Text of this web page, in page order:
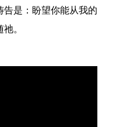
是：盼望你能从我的
。